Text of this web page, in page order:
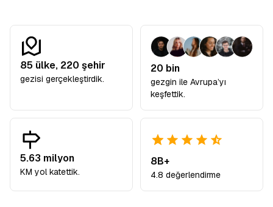
85 ülke, 220 şehir
gezisi gerçekleştirdik.
20 bin
gezgin ile Avrupa’yı
keşfettik.
5.63 milyon
KM yol katettik.
8B+
4.8 değerlendirme